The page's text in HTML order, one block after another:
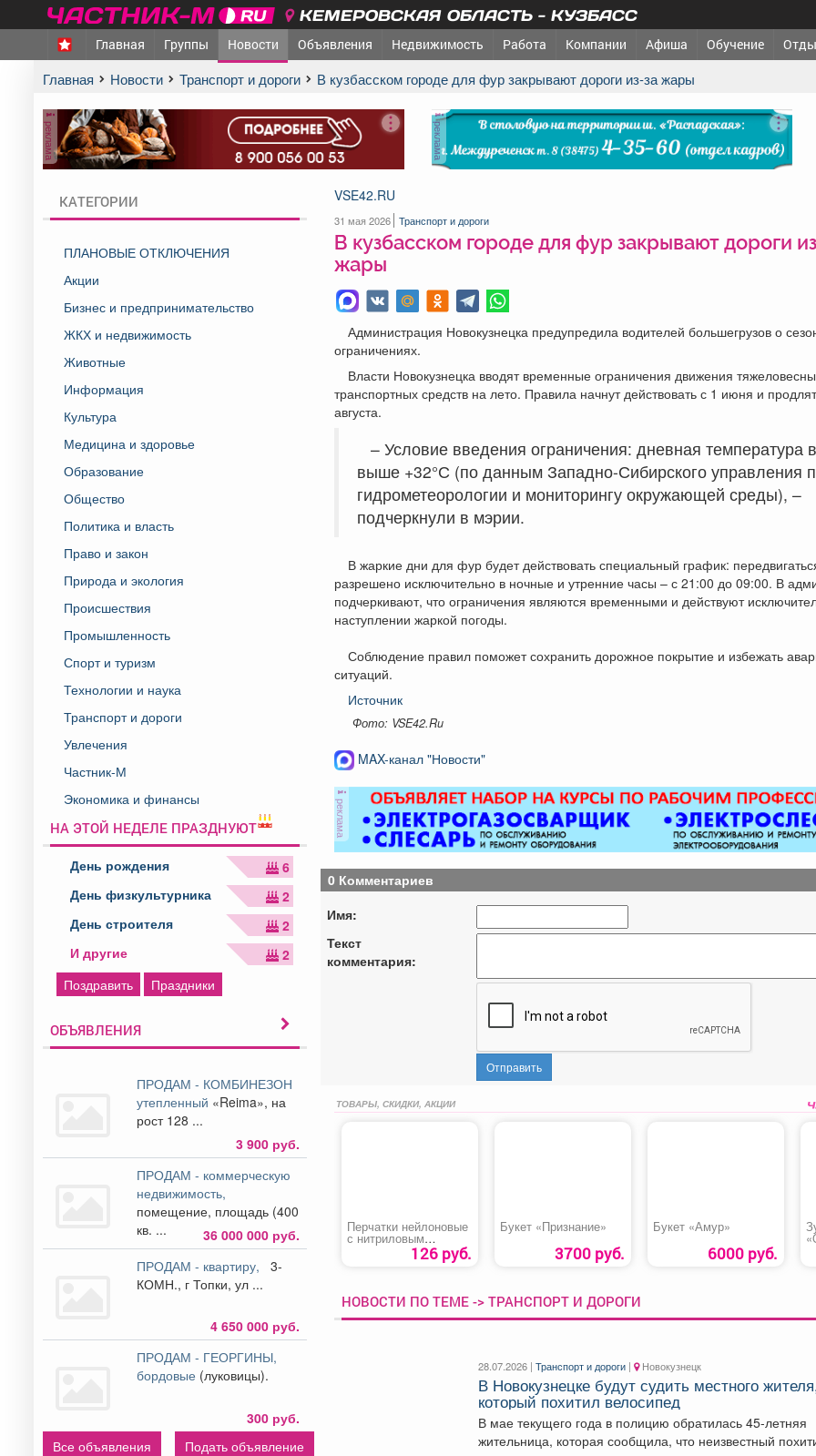
КЕМЕРОВСКАЯ ОБЛАСТЬ - КУЗБАСС
Главная Группы Новости Объявления Недвижимость Работа Компании Афиша Обучение
Главная Новости Транспорт и дороги В кузбасском городе для фур закрывают дороги из-за жары
реклама реклама
КАТЕГОРИИ
ПЛАНОВЫЕ ОТКЛЮЧЕНИЯ
Акции
Бизнес и предпринимательство
ЖКХ и недвижимость
Животные
Информация
Культура
Медицина и здоровье
Образование
Общество
Политика и власть
Право и закон
Природа и экология
Происшествия
Промышленность
Спорт и туризм
Технологии и наука
Транспорт и дороги
Увлечения
Частник-М
Экономика и финансы
НА ЭТОЙ НЕДЕЛЕ ПРАЗДНУЮТ
День рождения
6
День физкультурника
2
День строителя
2
И другие
2
Поздравить
Праздники
ОБЪЯВЛЕНИЯ
ПРОДАМ - КОМБИНЕЗОН
утепленный «Reima», на
рост 128 ...
3 900 руб.
ПРОДАМ - коммерческую
недвижимость,
помещение, площадь (400
кв. ...
36 000 000 руб.
ПРОДАМ - квартиру,
3-
КОМН., г Топки, ул ...
4 650 000 руб.
ПРОДАМ - ГЕОРГИНЫ,
бордовые (луковицы).
300 руб.
Все объявления
Подать объявление
VSE42.RU
31 мая 2026 Транспорт и дороги
В кузбасском городе для фур закрывают дороги
жары
Администрация Новокузнецка предупредила водителей большегрузов о
ограничениях.
Власти Новокузнецка вводят временные ограничения движения
транспортных средств на лето. Правила начнут действовать с 1 июня и
августа.
– Условие введения ограничения: дневная температура
выше +32°С (по данным Западно-Сибирского управления
гидрометеорологии и мониторингу окружающей среды), –
подчеркнули в мэрии.
В жаркие дни для фур будет действовать специальный график:
разрешено исключительно в ночные и утренние часы – с 21:00 до 09:00. В
подчеркивают, что ограничения являются временными и действуют
наступлении жаркой погоды.
Соблюдение правил поможет сохранить дорожное покрытие и избежать
ситуаций.
Источник
Фото: VSE42.Ru
MAX-канал "Новости"
реклама
0 Комментариев
Имя:
Текст
комментария:
Отправить
ТОВАРЫ, СКИДКИ, АКЦИИ
Перчатки нейлоновые
с нитриловым
покрытием «Супер
126 руб.
Букет «Признание»
3700 руб.
Букет «Амур»
6000 руб.
НОВОСТИ ПО ТЕМЕ -> ТРАНСПОРТ И ДОРОГИ
28.07.2026 |Транспорт и дороги | Новокузнецк
В Новокузнецке будут судить местного
который похитил велосипед
В мае текущего года в полицию обратилась 45-летняя
жительница, которая сообщила, что неизвестный